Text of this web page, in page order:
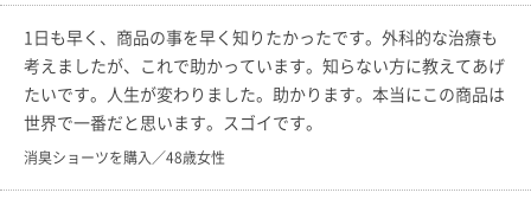
1日も早く、商品の事を早く知りたかったです。外科的な治療も
考えましたが、これで助かっています。知らない方に教えてあげ
たいです。人生が変わりました。助かります。本当にこの商品は
世界で一番だと思います。スゴイです。
消臭ショーツを購入／48歳女性